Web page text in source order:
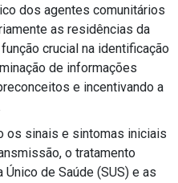
dos agentes comunitários
as residências da
crucial na identificação
de informações
e incentivando a
os sinais e sintomas iniciais
o tratamento
de Saúde (SUS) e as